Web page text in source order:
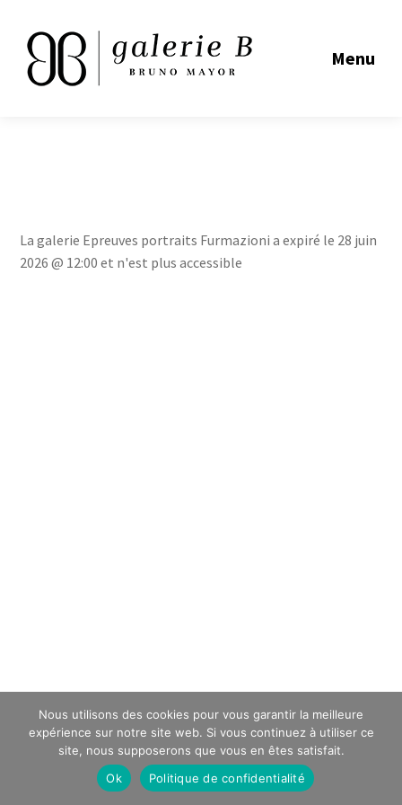
Menu
La galerie Epreuves portraits Furmazioni a expiré le 28 juin
2026 @ 12:00 et n'est plus accessible
Nous utilisons des cookies pour vous garantir la meilleure
expérience sur notre site web. Si vous continuez à utiliser ce
site, nous supposerons que vous en êtes satisfait.
Ok
Politique de confidentialité